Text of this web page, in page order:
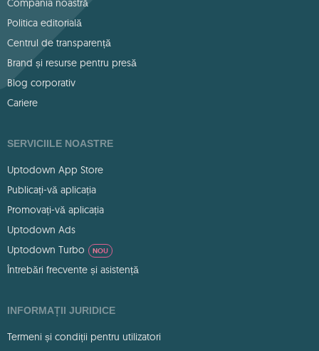
Compania noastră
Politica editorială
Centrul de transparență
Brand și resurse pentru presă
Blog corporativ
Cariere
SERVICIILE NOASTRE
Uptodown App Store
Publicați-vă aplicația
Promovați-vă aplicația
Uptodown Ads
Uptodown Turbo
NOU
Întrebări frecvente și asistență
INFORMAȚII JURIDICE
Termeni și condiții pentru utilizatori